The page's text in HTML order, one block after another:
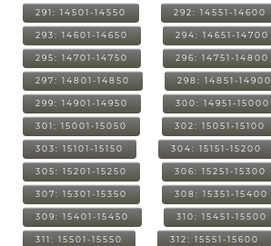
291: 14501-14550 292: 14551-14600
293: 14601-14650 294: 14651-14700
295: 14701-14750 296: 14751-14800
297: 14801-14850 298: 14851-14900
299: 14901-14950 300: 14951-15000
301: 15001-15050 302: 15051-15100
303: 15101-15150 304: 15151-15200
305: 15201-15250 306: 15251-15300
307: 15301-15350 308: 15351-15400
309: 15401-15450 310: 15451-15500
311: 15501-15550 312: 15551-15600